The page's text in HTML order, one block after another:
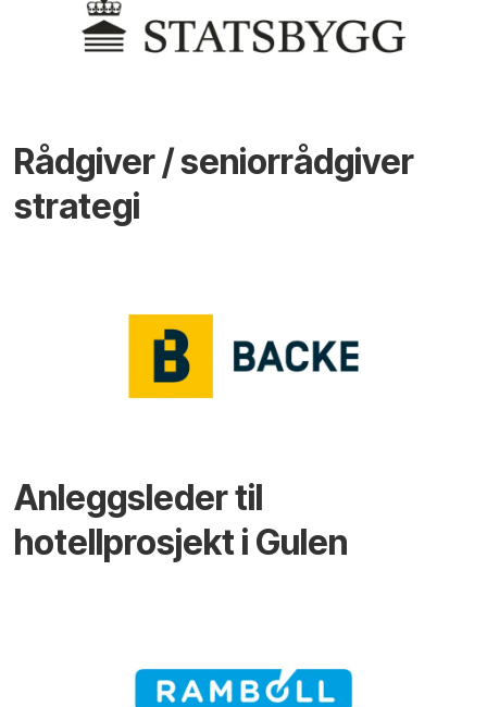
Rådgiver / seniorrådgiver
strategi
Anleggsleder til
hotellprosjekt i Gulen